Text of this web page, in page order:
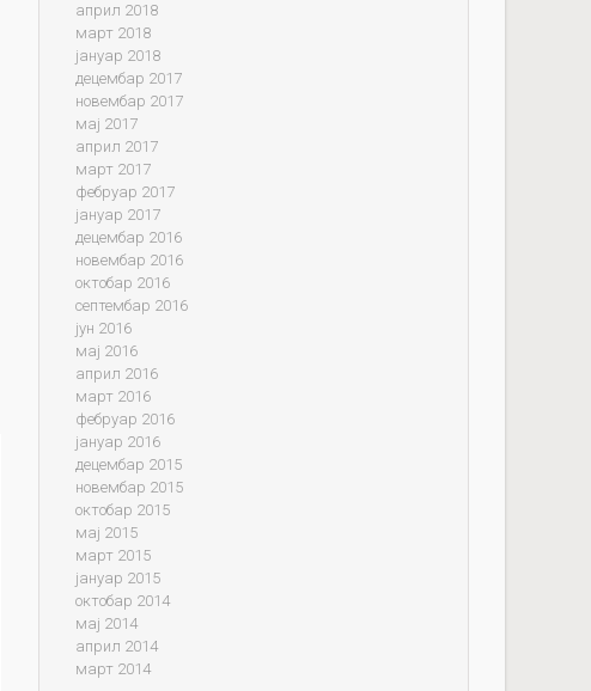
април 2018
март 2018
јануар 2018
децембар 2017
новембар 2017
мај 2017
април 2017
март 2017
фебруар 2017
јануар 2017
децембар 2016
новембар 2016
октобар 2016
септембар 2016
јун 2016
мај 2016
април 2016
март 2016
фебруар 2016
јануар 2016
децембар 2015
новембар 2015
октобар 2015
мај 2015
март 2015
јануар 2015
октобар 2014
мај 2014
април 2014
март 2014